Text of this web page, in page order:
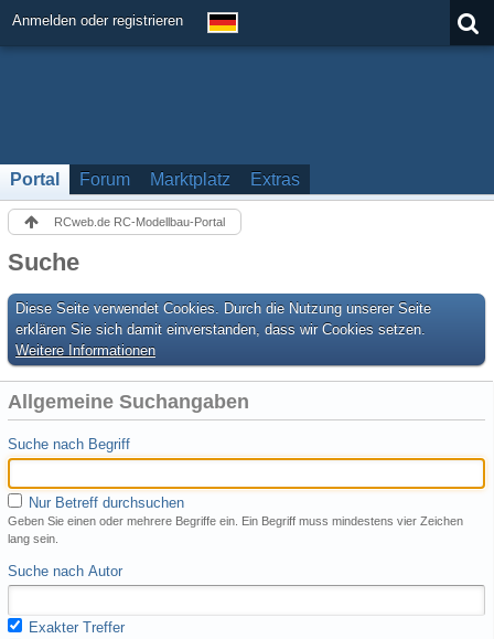
Anmelden oder registrieren
Portal Forum Marktplatz Extras
RCweb.de RC-Modellbau-Portal
Suche
Diese Seite verwendet Cookies. Durch die Nutzung unserer Seite
erklären Sie sich damit einverstanden, dass wir Cookies setzen.
Weitere Informationen
Allgemeine Suchangaben
Suche nach Begriff
Nur Betreff durchsuchen
Geben Sie einen oder mehrere Begriffe ein. Ein Begriff muss mindestens vier Zeichen
lang sein.
Suche nach Autor
Exakter Treffer